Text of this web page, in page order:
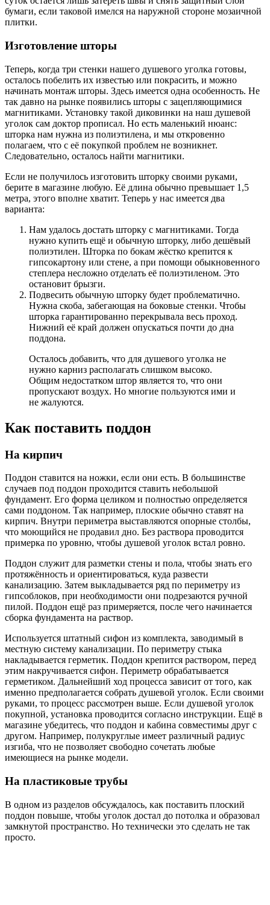
бумаги, если таковой имелся на наружной стороне мозаичной
плитки.
Изготовление шторы
Теперь, когда три стенки нашего душевого уголка готовы,
осталось побелить их известью или покрасить, и можно
начинать монтаж шторы. Здесь имеется одна особенность. Не
так давно на рынке появились шторы с зацепляющимися
магнитиками. Установку такой диковинки на наш душевой
уголок сам доктор прописал. Но есть маленький нюанс:
шторка нам нужна из полиэтилена, и мы откровенно
полагаем, что с её покупкой проблем не возникнет.
Следовательно, осталось найти магнитики.
Если не получилось изготовить шторку своими руками,
берите в магазине любую. Её длина обычно превышает 1,5
метра, этого вполне хватит. Теперь у нас имеется два
варианта:
Нам удалось достать шторку с магнитиками. Тогда
нужно купить ещё и обычную шторку, либо дешёвый
полиэтилен. Шторка по бокам жёстко крепится к
гипсокартону или стене, а при помощи обыкновенного
степлера несложно отделать её полиэтиленом. Это
остановит брызги.
Подвесить обычную шторку будет проблематично.
Нужна скоба, забегающая на боковые стенки. Чтобы
шторка гарантированно перекрывала весь проход.
Нижний её край должен опускаться почти до дна
поддона.
Осталось добавить, что для душевого уголка не
нужно карниз располагать слишком высоко.
Общим недостатком штор является то, что они
пропускают воздух. Но многие пользуются ими и
не жалуются.
Как поставить поддон
На кирпич
Поддон ставится на ножки, если они есть. В большинстве
случаев под поддон проходится ставить небольшой
фундамент. Его форма целиком и полностью определяется
сами поддоном. Так например, плоские обычно ставят на
кирпич. Внутри периметра выставляются опорные столбы,
что моющийся не продавил дно. Без раствора проводится
примерка по уровню, чтобы душевой уголок встал ровно.
Поддон служит для разметки стены и пола, чтобы знать его
протяжённость и ориентироваться, куда развести
канализацию. Затем выкладывается ряд по периметру из
гипсоблоков, при необходимости они подрезаются ручной
пилой. Поддон ещё раз примеряется, после чего начинается
сборка фундамента на раствор.
Используется штатный сифон из комплекта, заводимый в
местную систему канализации. По периметру стыка
накладывается герметик. Поддон крепится раствором, перед
этим накручивается сифон. Периметр обрабатывается
герметиком. Дальнейший ход процесса зависит от того, как
именно предполагается собрать душевой уголок. Если своими
руками, то процесс рассмотрен выше. Если душевой уголок
покупной, установка проводится согласно инструкции. Ещё в
магазине убедитесь, что поддон и кабина совместимы друг с
другом. Например, полукруглые имеет различный радиус
изгиба, что не позволяет свободно сочетать любые
имеющиеся на рынке модели.
На пластиковые трубы
В одном из разделов обсуждалось, как поставить плоский
поддон повыше, чтобы уголок достал до потолка и образовал
замкнутой пространство. Но технически это сделать не так
просто.